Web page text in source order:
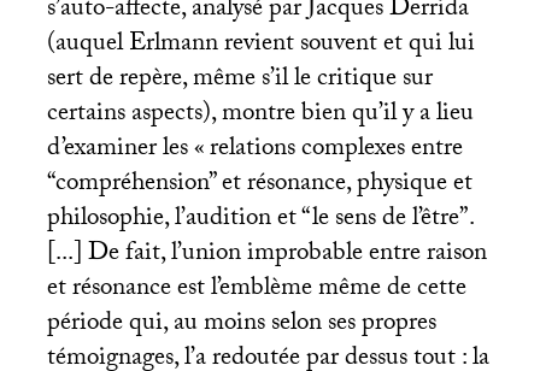
s’auto-affecte, analysé par Jacques Derrida
(auquel Erlmann revient souvent et qui lui
sert de repère, même s’il le critique sur
certains aspects), montre bien qu’il y a lieu
d’examiner les «relations complexes entre
“compréhension” et résonance, physique et
philosophie, l’audition et “le sens de l’être”.
[...] De fait, l’union improbable entre raison
et résonance est l’emblème même de cette
période qui, au moins selon ses propres
témoignages, l’a redoutée par dessus tout : la